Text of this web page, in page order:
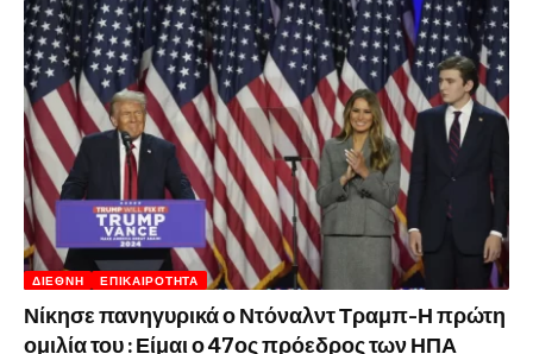
ΔΙΕΘΝΉ ΕΠΙΚΑΙΡΌΤΗΤΑ
Νίκησε πανηγυρικά ο Ντόναλντ Τραμπ-Η πρώτη
ομιλία του : Είμαι ο 47ος πρόεδρος των ΗΠΑ